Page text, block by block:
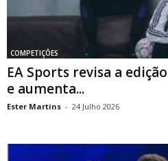
COMPETIÇÕES
EA Sports revisa a
e aumenta...
Ester Martins - 24 Julho 2026